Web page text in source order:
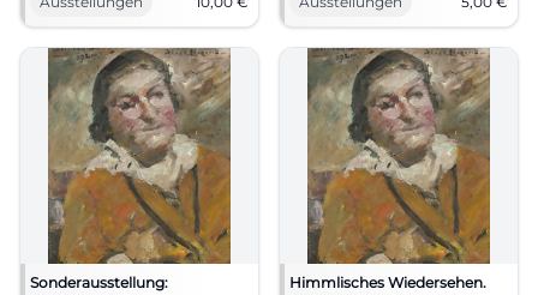
Farben, präzise Kuratierung.
Do, 08.01.2026, 18:30 Uhr, ca.
10 € gesamt. Für alle, die
Kunst sehen, denken, fühlen
wollen. #LovisCorinth
starke Namen, neue
Perspektiven. #Kunst
Sonderausstellung:
Himmlisches Wiedersehen.